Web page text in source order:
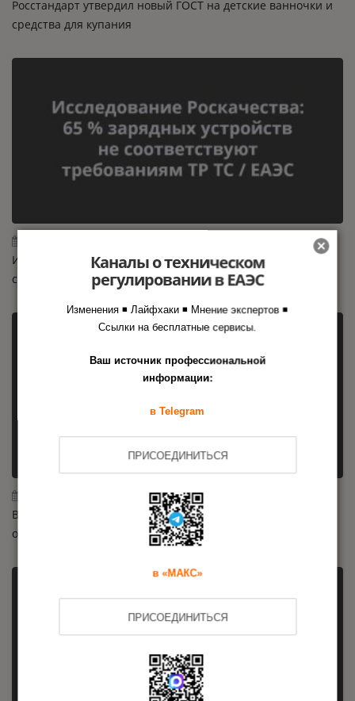
Росстандарт утвердил новый ГОСТ на детские ванночки и
средства для купания
Исследование Роскачества: 65 % зарядных устройств не
соответствуют требованиям ТР ТС / ЕАЭС
Внесены изменения в техрегламент на машины и
оборудование: новые требования с 2026 года
Каналы о техническом
регулировании в ЕАЭС
Изменения ◾ Лайфхаки ◾ Мнение экспертов ◾
Ссылки на бесплатные сервисы.
Ваш источник профессиональной
информации:
в Telegram
ПРИСОЕДИНИТЬСЯ
в «МАКС»
ПРИСОЕДИНИТЬСЯ